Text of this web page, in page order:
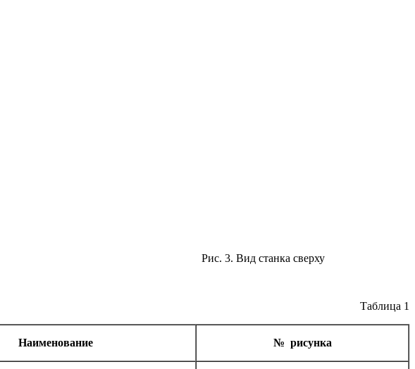
Рис. 3. Вид станка сверху
Таблица 1
Наименование № рисунка